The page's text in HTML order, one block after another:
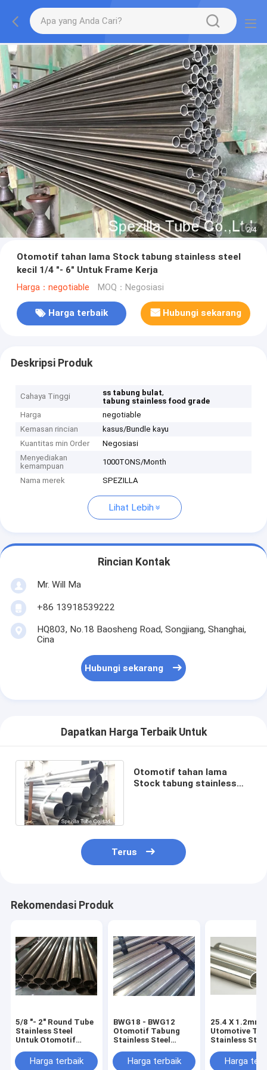
2/4
Otomotif tahan lama Stock tabung stainless steel
kecil 1/4 "- 6" Untuk Frame Kerja
Harga：negotiable MOQ：Negosiasi
Harga terbaik Hubungi sekarang
Deskripsi Produk
Cahaya Tinggi ss tabung bulat,
tabung stainless food grade
Harga
negotiable
Kemasan rincian
kasus/Bundle kayu
Kuantitas min Order
Negosiasi
Menyediakan
kemampuan
1000TONS/Month
Nama merek SPEZILLA
Lihat Lebih
Rincian Kontak
Mr. Will Ma
+86 13918539222
HQ803, No.18 Baosheng Road, Songjiang, Shanghai,
Cina
Hubungi sekarang
Dapatkan Harga Terbaik Untuk
Otomotif tahan lama
Stock tabung stainless
Terus
Rekomendasi Produk
5/8 "- 2" Round Tube
Stainless Steel
Untuk Otomotif
TinggiHarga terbaik
BWG18 - BWG12
Otomotif Tabung
Stainless Steel
TP409L TP439
TP410
Harga terbaik
25.4 X 1.2mm
Utomotive
Stainless
S430000
Harga